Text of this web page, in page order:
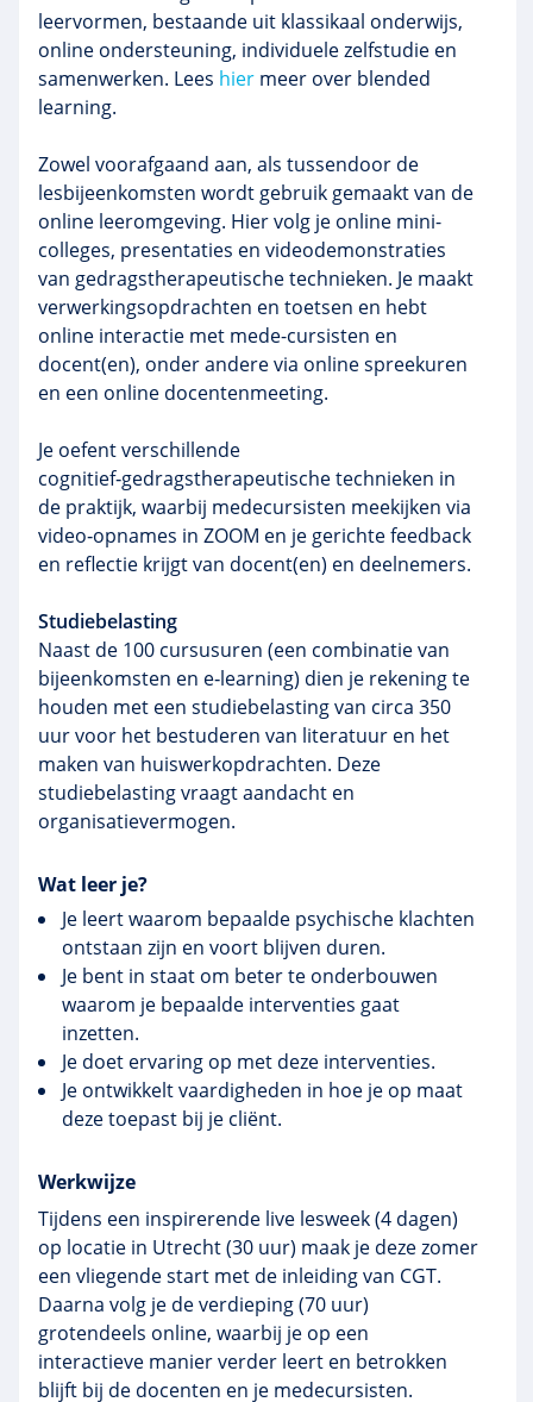
leervormen, bestaande uit klassikaal onderwijs,
online ondersteuning, individuele zelfstudie en
samenwerken. Lees hier meer over blended
learning.
Zowel voorafgaand aan, als tussendoor de
lesbijeenkomsten wordt gebruik gemaakt van de
online leeromgeving. Hier volg je online mini-
colleges, presentaties en videodemonstraties
van gedragstherapeutische technieken. Je maakt
verwerkingsopdrachten en toetsen en hebt
online interactie met mede-cursisten en
docent(en), onder andere via online spreekuren
en een online docentenmeeting.
Je oefent verschillende
cognitief‑gedragstherapeutische technieken in
de praktijk, waarbij medecursisten meekijken via
video‑opnames in ZOOM en je gerichte feedback
en reflectie krijgt van docent(en) en deelnemers.
Studiebelasting
Naast de 100 cursusuren (een combinatie van
bijeenkomsten en e‑learning) dien je rekening te
houden met een studiebelasting van circa 350
uur voor het bestuderen van literatuur en het
maken van huiswerkopdrachten. Deze
studiebelasting vraagt aandacht en
organisatievermogen.
Wat leer je?
Je leert waarom bepaalde psychische klachten
ontstaan zijn en voort blijven duren.
Je bent in staat om beter te onderbouwen
waarom je bepaalde interventies gaat
inzetten.
Je doet ervaring op met deze interventies.
Je ontwikkelt vaardigheden in hoe je op maat
deze toepast bij je cliënt.
Werkwijze
Tijdens een inspirerende live lesweek (4 dagen)
op locatie in Utrecht (30 uur) maak je deze zomer
een vliegende start met de inleiding van CGT.
Daarna volg je de verdieping (70 uur)
grotendeels online, waarbij je op een
interactieve manier verder leert en betrokken
blijft bij de docenten en je medecursisten.